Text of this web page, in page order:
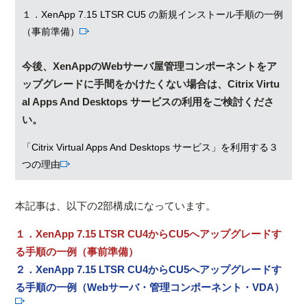
１．XenApp 7.15 LTSR CU5 の新規インストール手順の一例
（事前準備）
今後、XenAppのWebサーバ屋管理コンポーネントをア
ップグレードに手間をかけたくない場合は、Citrix Virtu
al Apps And Desktops サービスの利用をご検討くださ
い。
「Citrix Virtual Apps And Desktops サービス」を利用する３
つの理由
本記事は、以下の2部構成になっています。
１．XenApp 7.15 LTSR CU4からCU5へアップグレードす
る手順の一例（事前準備）
２．XenApp 7.15 LTSR CU4からCU5へアップグレードす
る手順の一例（Webサーバ・管理コンポーネント・VDA）